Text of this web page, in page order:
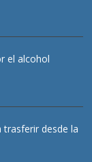
el alcohol
desde la